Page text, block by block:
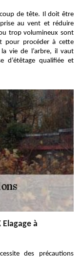
de tête. Il doit être
au vent et réduire
trop volumineux sont
pour procéder à cette
vie de l’arbre, il vaut
d’étêtage qualifiée et
à
des précautions